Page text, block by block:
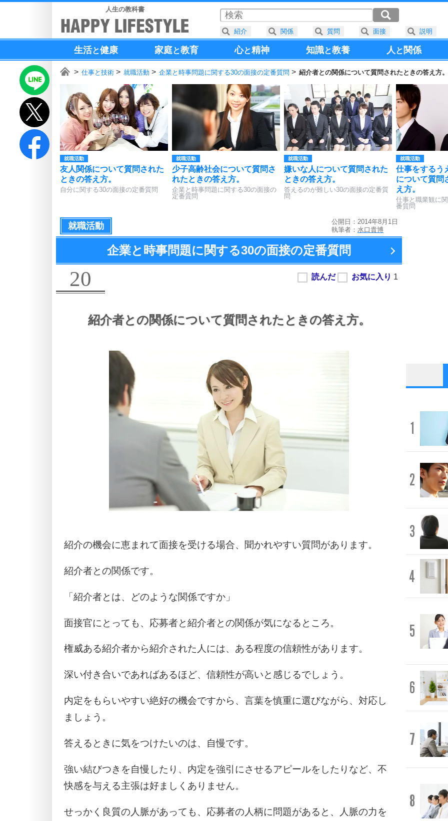
人生の教科書
生活と健康 家庭と教育 心と精神 知識と教養 人と 関係
仕事と技術 就職活動 企業と時事問題に関する30の面接の定番質問 紹介者との関係について質問されたときの答え方。
就職活動
友人関係について質問された
ときの答え方。
自分に関する30の面接の定番質問
就職活動
少子高齢社会について質問さ
れたときの答え方。
企業と時事問題に関する30の面接の
定番質問
就職活動
嫌いな人について質問された
ときの答え方。
答えるのが難しい30の面接の定番質
問
就職活動
仕事をするう
について質問
え方。
仕事と職業観に
番質問
就職活動
公開日：2014年8月1日
執筆者： 水口貴博
企業と時事問題に関する30の面接の定番質問
20
紹介者との関係について質問されたときの答え方。
紹介の機会に恵まれて面接を受ける場合、聞かれやすい質問があります。
紹介者との関係です。
「紹介者とは、どのような関係ですか」
面接官にとっても、応募者と紹介者との関係が気になるところ。
権威ある紹介者から紹介された人には、ある程度の信頼性があります。
深い付き合いであればあるほど、信頼性が高いと感じるでしょう。
内定をもらいやすい絶好の機会ですから、言葉を慎重に選びながら、対応し
ましょう。
答えるときに気をつけたいのは、自慢です。
強い結びつきを自慢したり、内定を強引にさせるアピールをしたりなど、不
快感を与える主張は好ましくありません。
せっかく良質の人脈があっても、応募者の人柄に問題があると、人脈の力を
1
2
3
4
5
6
7
8
紹介 関係 質問 面接 説明